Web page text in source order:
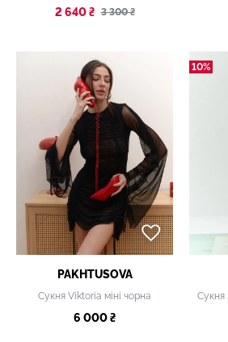
2 640 ₴ 3 300 ₴
PAKHTUSOVA
Сукня Viktoria міні чорна
6 000 ₴
10%